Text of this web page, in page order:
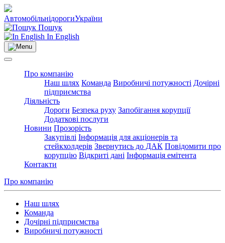
АвтомобільнідорогиУкраїни
Пошук
In English
Про компанію
Наш шлях Команда Виробничі потужності Дочірні
підприємства
Діяльність
Дороги Безпека руху Запобігання корупції
Додаткові послуги
Новини Прозорість
Закупівлі Інформація для акціонерів та
стейкхолдерів Звернутись до ДАК Повідомити про
корупцію Відкриті дані Інформація емітента
Контакти
Про компанію
Наш шлях
Команда
Дочірні підприємства
Виробничі потужності